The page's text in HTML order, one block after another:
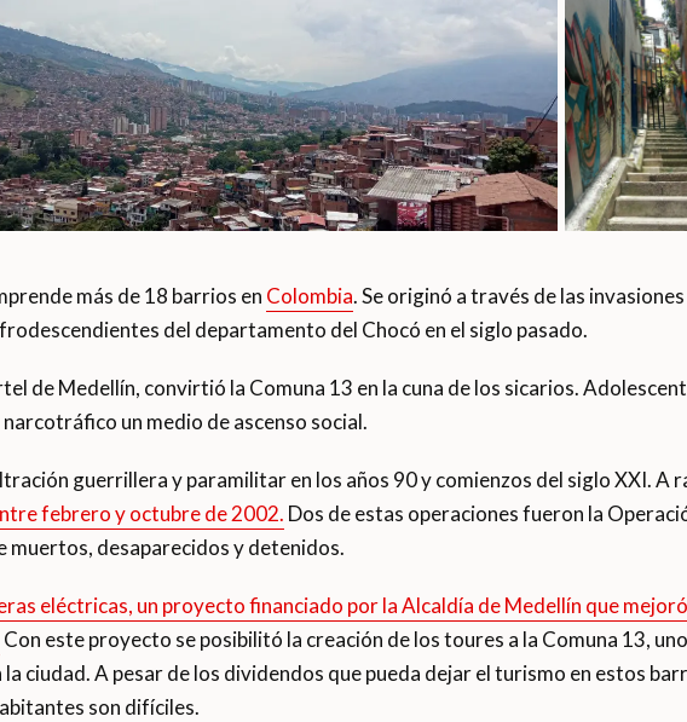
más de 18 barrios en Colombia. Se originó a través de las
del departamento del Chocó en el siglo pasado.
de Medellín, convirtió la Comuna 13 en la cuna de los sicarios.
un medio de ascenso social.
guerrillera y paramilitar en los años 90 y comienzos del siglo XXI. A
febrero y octubre de 2002. Dos de estas operaciones fueron la
muertos, desaparecidos y detenidos.
eléctricas, un proyecto financiado por la Alcaldía de Medellín que
Con este proyecto se posibilitó la creación de los toures a la Comuna 13,
ciudad. A pesar de los dividendos que pueda dejar el turismo en estos
son difíciles.